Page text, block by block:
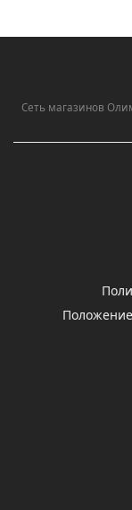
Сеть магазинов